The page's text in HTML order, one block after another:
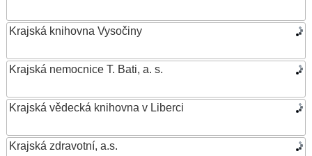
Krajská knihovna Vysočiny
Krajská nemocnice T. Bati, a. s.
Krajská vědecká knihovna v Liberci
Krajská zdravotní, a.s.